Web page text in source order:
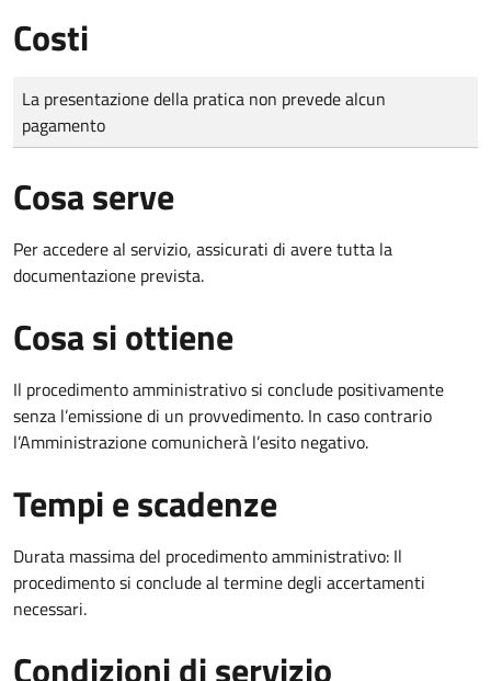
Costi
Tipo di pagamento
Importo
La presentazione della pratica non prevede alcun
pagamento
Cosa serve
Per accedere al servizio, assicurati di avere tutta la
documentazione prevista.
Cosa si ottiene
Il procedimento amministrativo si conclude positivamente
senza l’emissione di un provvedimento. In caso contrario
l’Amministrazione comunicherà l’esito negativo.
Tempi e scadenze
Durata massima del procedimento amministrativo: Il
procedimento si conclude al termine degli accertamenti
necessari.
Condizioni di servizio